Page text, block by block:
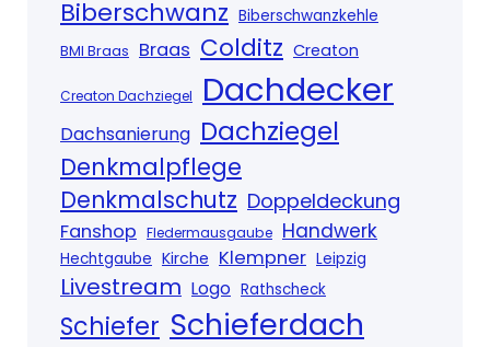
Biberschwanz Biberschwanzkehle
BMI Braas Braas Colditz Creaton
Creaton Dachziegel Dachdecker
Dachsanierung Dachziegel
Denkmalpflege
Denkmalschutz Doppeldeckung
Fanshop Fledermausgaube Handwerk
Hechtgaube Kirche Klempner Leipzig
Livestream Logo Rathscheck
Schiefer Schieferdach